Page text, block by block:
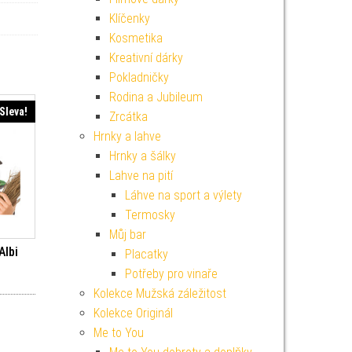
Sleva!
cena byla: 49 Kč.
Aktuální cena je: 44 Kč.
Klíčenky
Kosmetika
Kreativní dárky
Pokladničky
Rodina a Jubileum
Zrcátka
Hrnky a lahve
Hrnky a šálky
Lahve na pití
Láhve na sport a výlety
Termosky
Můj bar
Placatky
Potřeby pro vinaře
Kolekce Mužská záležitost
Kolekce Originál
Me to You